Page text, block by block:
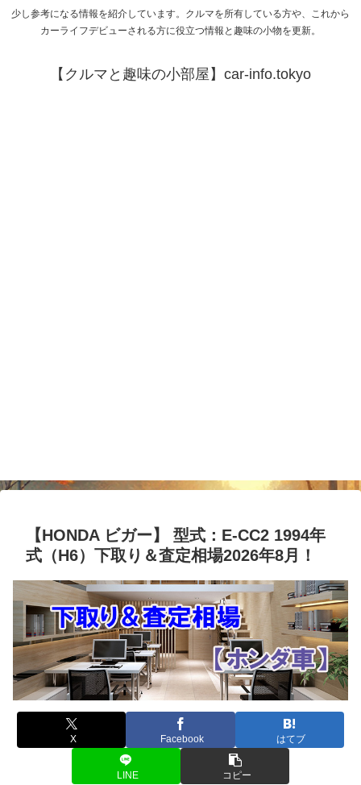
少し参考になる情報を紹介しています。クルマを所有している方や、これから
カーライフデビューされる方に役立つ情報と趣味の小物を更新。
【クルマと趣味の小部屋】car-info.tokyo
【HONDA ビガー】 型式：E-CC2 1994年
式（H6）下取り＆査定相場2026年8月！
X Facebook はてブ
LINE コピー